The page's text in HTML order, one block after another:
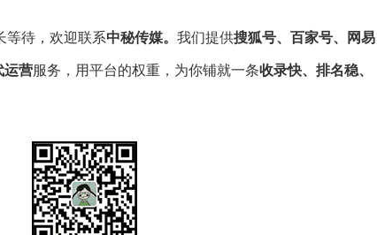
等待，欢迎联系中秘传媒。 我们提供搜狐号、百家号、网易
运营服务，用平台的权重，为你铺就一条收录快、排名稳、